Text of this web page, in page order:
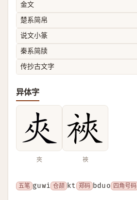
金文
楚系简帛
说文小篆
秦系简牍
传抄古文字
异体字
夾 裌
五笔 guwi 仓颉 kt 郑码 bduo 四角号码